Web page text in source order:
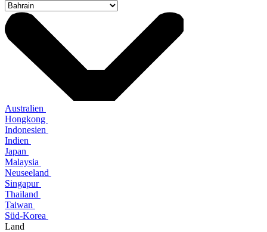
Australien
Hongkong
Indonesien
Indien
Japan
Malaysia
Neuseeland
Singapur
Thailand
Taiwan
Süd-Korea
Land